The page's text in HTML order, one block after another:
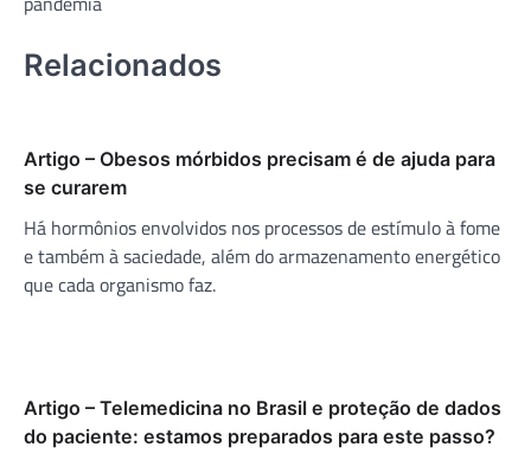
Relacionados
Artigo – Obesos mórbidos precisam é de ajuda para
se curarem
Há hormônios envolvidos nos processos de estímulo à fome
e também à saciedade, além do armazenamento energético
que cada organismo faz.
Artigo – Telemedicina no Brasil e proteção de dados
do paciente: estamos preparados para este passo?